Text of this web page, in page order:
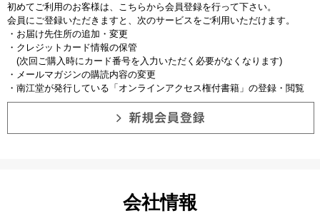
初めてご利用のお客様は、こちらから会員登録を行って下さい。
会員にご登録いただきますと、次のサービスをご利用いただけます。
・お届け先住所の追加・変更
・クレジットカード情報の保管
(次回ご購入時にカード番号を入力いただく必要がなくなります)
・メールマガジンの購読内容の変更
・南江堂が発行している「オンラインアクセス権付書籍」の登録・閲覧
会社情報